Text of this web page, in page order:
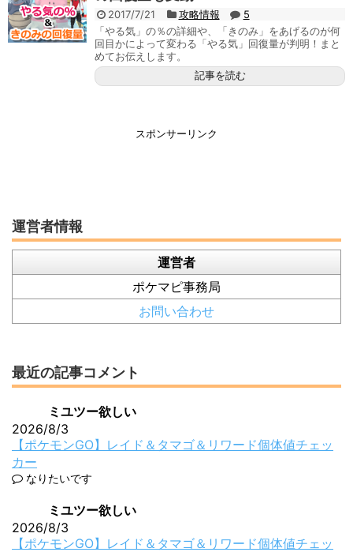
2017/7/21 攻略情報
5
「やる気」の％の詳細や、「きのみ」をあげるのが何
回目かによって変わる「やる気」回復量が判明！まと
めてお伝えします。
記事を読む
スポンサーリンク
運営者情報
運営者
ポケマピ事務局
お問い合わせ
最近の記事コメント
ミユツー欲しい
2026/8/3
【ポケモンGO】レイド＆タマゴ＆リワード個体値チェッ
カー
なりたいです
ミユツー欲しい
2026/8/3
【ポケモンGO】レイド＆タマゴ＆リワード個体値チェッ